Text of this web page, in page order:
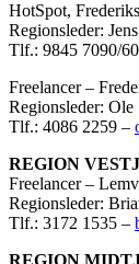
HotSpot,
Regionsleder:
Tlf.: 9845 7090/
Freelancer –
Regionsleder: Ole
Tlf.: 4086 2259 –
REGION
Freelancer –
Regionsleder:
Tlf.: 3172 1535 –